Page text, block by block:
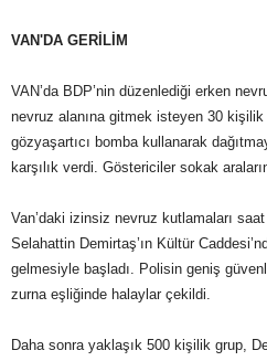
VAN'DA GERİLİM
VAN’da BDP’nin düzenlediği erken
nevruz alanına gitmek isteyen 30
gözyaşartıcı bomba kullanarak
karşılık verdi. Göstericiler sokak
Van’daki izinsiz nevruz kutlamaları
Selahattin Demirtaş’ın Kültür
gelmesiyle başladı. Polisin geniş
zurna eşliğinde halaylar çekildi.
Daha sonra yaklaşık 500 kişilik grup,